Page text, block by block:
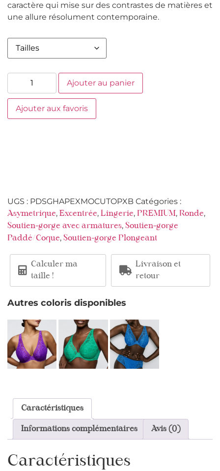
caractère qui mise sur des contrastes de matières et
une allure résolument contemporaine.
Ajouter au panier
Ajouter aux favoris
UGS : PDSGHAPEXMOCUTOPXB Catégories :
Asymetrique, Excentrée, Lingerie, PREMIUM, Ronde,
Soutien-gorge avec armatures, Soutien-gorge
Paddé/Coque, Soutien-gorge Plongeant
Calculer ma
taille !
Livraison et
retour
Autres coloris disponibles
Caractéristiques
Informations complémentaires Avis (0)
Caractéristiques